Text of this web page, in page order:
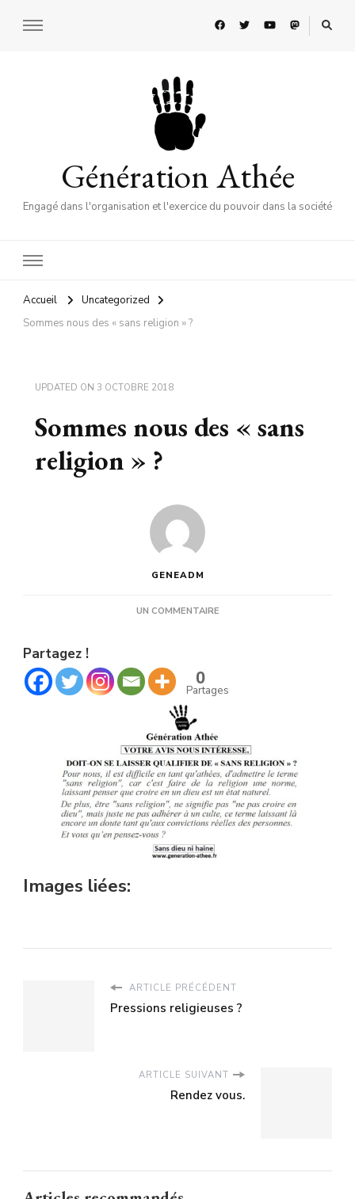
Génération Athée
Engagé dans l'organisation et l'exercice du pouvoir dans la société
Accueil
Uncategorized
Sommes nous des « sans religion » ?
UPDATED ON 3 OCTOBRE 2018
Sommes nous des « sans
religion » ?
GENEADM
UN COMMENTAIRESUR
Partagez !
0
Partages
Images liées:
ARTICLE PRÉCÉDENT
Pressions religieuses ?
ARTICLE SUIVANT
Rendez vous.